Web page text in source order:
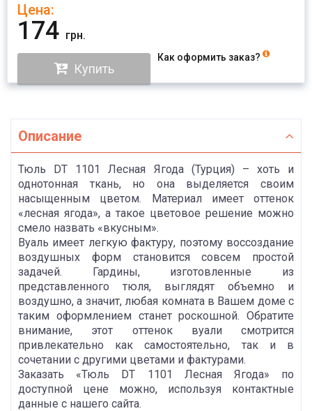
Цена:
174 грн.
Купить
Как оформить заказ?
Описание
Тюль DT 1101 Лесная Ягода (Турция) – хоть и
однотонная ткань, но она выделяется своим
насыщенным цветом. Материал имеет оттенок
«лесная ягода», а такое цветовое решение можно
смело назвать «вкусным».
Вуаль имеет легкую фактуру, поэтому воссоздание
воздушных форм становится совсем простой
задачей. Гардины, изготовленные из
представленного тюля, выглядят объемно и
воздушно, а значит, любая комната в Вашем доме с
таким оформлением станет роскошной. Обратите
внимание, этот оттенок вуали смотрится
привлекательно как самостоятельно, так и в
сочетании с другими цветами и фактурами.
Заказать «Тюль DT 1101 Лесная Ягода» по
доступной цене можно, используя контактные
данные с нашего сайта.